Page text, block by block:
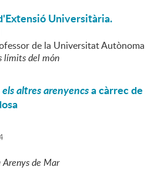
Universitària.
de la Universitat Autònoma
límits del món
altres arenyencsa càrrec de
de Mar